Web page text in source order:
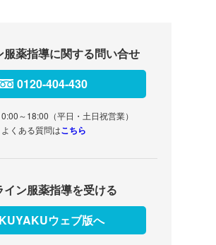
服薬指導に関する問い合せ
0120-404-430
～18:00（平日・土日祝営業）
よくある質問はこちら
イン服薬指導を受ける
ウェブ版へ